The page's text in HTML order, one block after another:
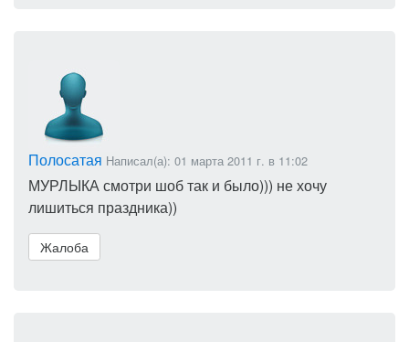
Полосатая Написал(а): 01 марта 2011 г. в 11:02
МУРЛЫКА смотри шоб так и было))) не хочу
лишиться праздника))
Жалоба